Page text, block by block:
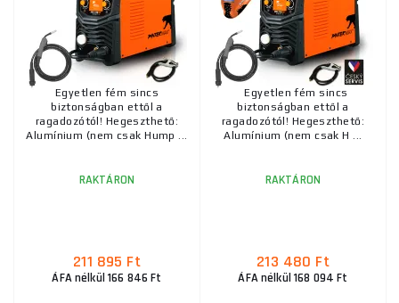
Egyetlen fém sincs
biztonságban ettől a
ragadozótól! Hegeszthető:
Alumínium (nem csak Hump ...
RAKTÁRON
211 895 Ft
ÁFA nélkül 166 846 Ft
Egyetlen fém sincs
biztonságban ettől a
ragadozótól! Hegeszthető:
Alumínium (nem csak H ...
RAKTÁRON
213 480 Ft
ÁFA nélkül 168 094 Ft